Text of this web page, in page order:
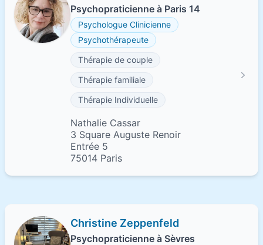
Psychopraticienne à Paris 14
Psychologue Clinicienne
Psychothérapeute
Thérapie de couple
Thérapie familiale
Thérapie Individuelle
Nathalie Cassar
3 Square Auguste Renoir
Entrée 5
75014 Paris
Christine Zeppenfeld
Psychopraticienne à Sèvres